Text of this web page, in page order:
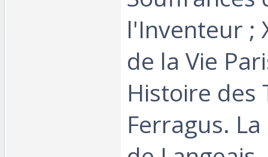
l'Inventeur ;
de la Vie
Histoire des
Ferragus.